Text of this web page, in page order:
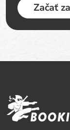
Začať